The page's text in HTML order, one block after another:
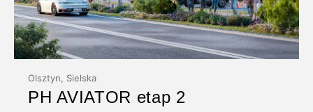
Olsztyn, Sielska
PH AVIATOR etap 2